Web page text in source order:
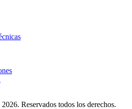
Reservados todos los derechos.